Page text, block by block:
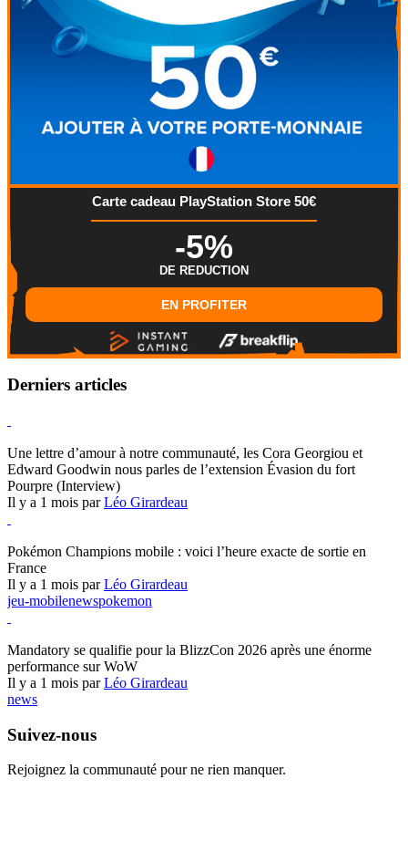
Carte cadeau PlayStation Store 50€
-5%
DE REDUCTION
EN PROFITER
Derniers articles
Une lettre d’amour à notre communauté, les Cora Georgiou et
Edward Goodwin nous parles de l’extension Évasion du fort
Pourpre (Interview)
Il y a 1 mois parLéo Girardeau
Pokémon Champions mobile : voici l’heure exacte de sortie en
France
Il y a 1 mois parLéo Girardeau
jeu-mobilenewspokemon
Mandatory se qualifie pour la BlizzCon 2026 après une énorme
performance sur WoW
Il y a 1 mois parLéo Girardeau
news
Suivez-nous
Rejoignez la communauté pour ne rien manquer.